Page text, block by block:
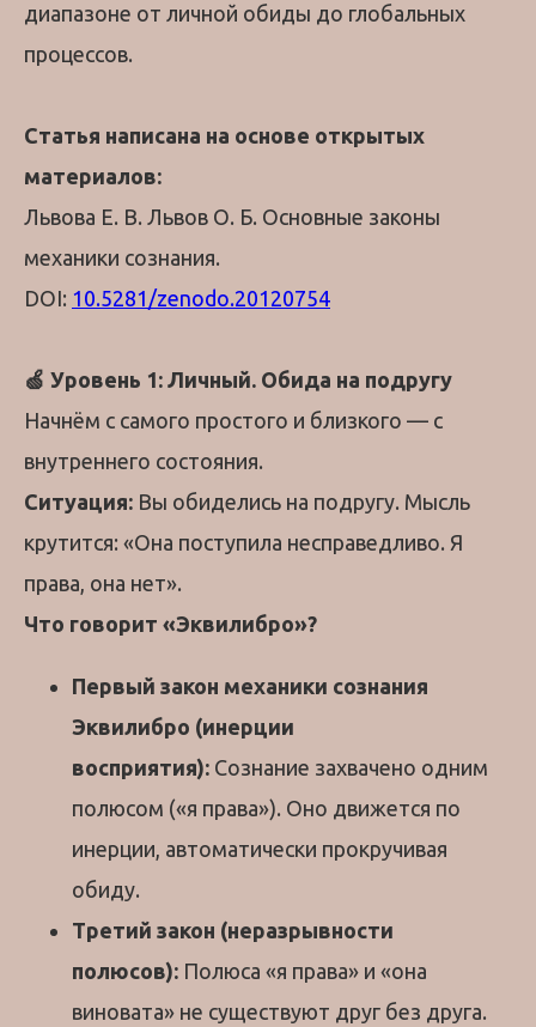
диапазоне от личной обиды до глобальных
процессов.
Статья написана на основе открытых
материалов:
Львова Е. В. Львов О. Б. Основные законы
механики сознания.
DOI: 10.5281/zenodo.20120754
🍏 Уровень 1: Личный. Обида на подругу
Начнём с самого простого и близкого — с
внутреннего состояния.
Ситуация: Вы обиделись на подругу. Мысль
крутится: «Она поступила несправедливо. Я
права, она нет».
Что говорит «Эквилибро»?
Первый закон механики сознания
Эквилибро (инерции
восприятия): Сознание захвачено одним
полюсом («я права»). Оно движется по
инерции, автоматически прокручивая
обиду.
Третий закон (неразрывности
полюсов): Полюса «я права» и «она
виновата» не существуют друг без друга.